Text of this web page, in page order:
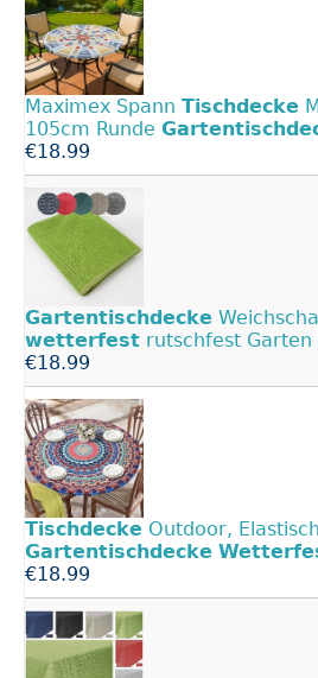
Maximex Spann Tischdecke
105cm Runde
€18.99
Gartentischdecke
wetterfest rutschfest
€18.99
Tischdecke Outdoor,
Gartentischdecke
€18.99